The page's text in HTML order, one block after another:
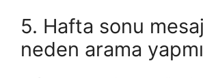
5. Hafta sonu
neden arama